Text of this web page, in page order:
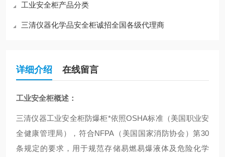
工业安全柜产品分类
三清仪器化学品安全柜诚招全国各级代理商
详细介绍 在线留言
工业安全柜概述：
三清仪器工业安全柜防爆柜*依照OSHA标准（美国职业安
全健康管理局），符合NFPA（美国国家消防协会）第30
条规定的要求，用于规范存储易燃易爆液体及危险化学